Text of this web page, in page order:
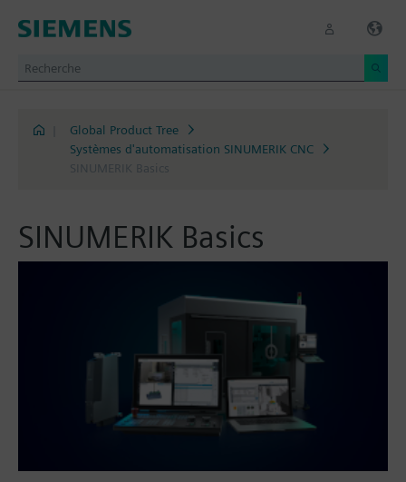
Global Product Tree
Systèmes d'automatisation SINUMERIK CNC
SINUMERIK Basics
SINUMERIK Basics